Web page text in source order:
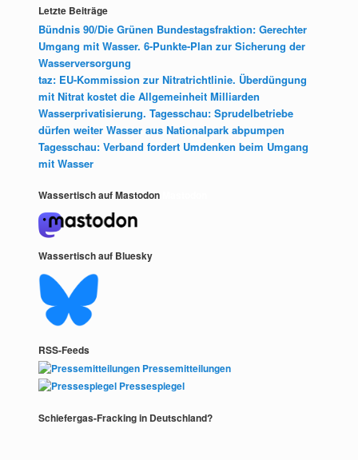
Letzte Beiträge
Bündnis 90/Die Grünen Bundestagsfraktion: Gerechter
Umgang mit Wasser. 6-Punkte-Plan zur Sicherung der
Wasserversorgung
taz: EU-Kommission zur Nitratrichtlinie. Überdüngung
mit Nitrat kostet die Allgemeinheit Milliarden
Wasserprivatisierung. Tagesschau: Sprudelbetriebe
dürfen weiter Wasser aus Nationalpark abpumpen
Tagesschau: Verband fordert Umdenken beim Umgang
mit Wasser
Wassertisch auf Mastodon
Wassertisch auf Bluesky
RSS-Feeds
Pressemitteilungen
Pressespiegel
Schiefergas-Fracking in Deutschland?